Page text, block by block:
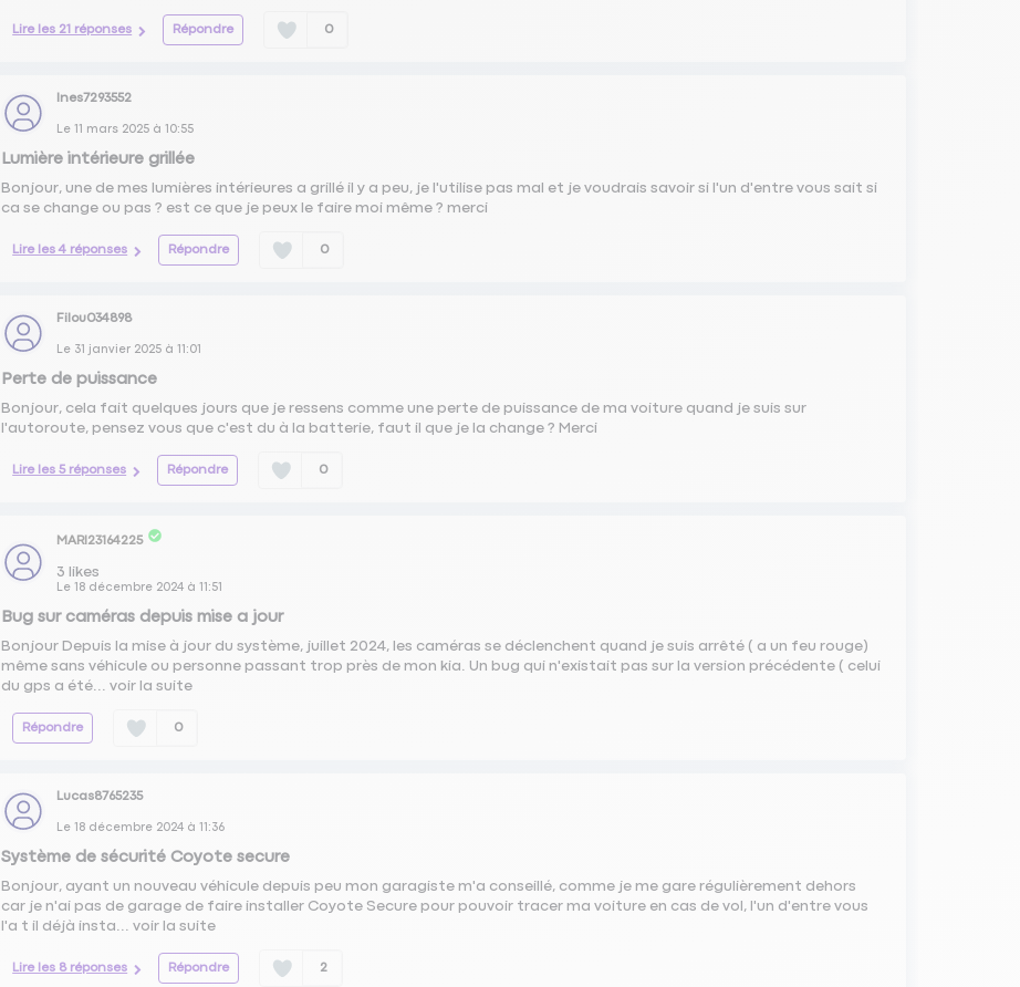
Lire les 21 réponses Répondre 0
Ines7293552
Le11 mars 2025 à10:55
Lumière intérieure grillée
Bonjour, une de mes lumières intérieures a grillé il y a peu, je l'utilise pas mal et je voudrais savoir si l'un d'entre vous sait si
ca se change ou pas ? est ce que je peux le faire moi même ? merci
Lire les 4 réponses Répondre 0
Filou034898
Le 31 janvier 2025 à11:01
Perte de puissance
Bonjour, cela fait quelques jours que je ressens comme une perte de puissance de ma voiture quand je suis sur
l'autoroute, pensez vous que c'est du à la batterie, faut il que je la change ? Merci
Lire les 5 réponses Répondre 0
MARI23164225
3 likes
Le18 décembre 2024 à11:51
Bug sur caméras depuis mise a jour
Bonjour Depuis la mise à jour du système, juillet 2024, les caméras se déclenchent quand je suis arrêté ( a un feu rouge)
même sans véhicule ou personne passant trop près de mon kia. Un bug qui n'existait pas sur la version précédente ( celui
du gps a été...voir la suite
Répondre 0
Lucas8765235
Le18 décembre 2024 à11:36
Système de sécurité Coyote secure
Bonjour, ayant un nouveau véhicule depuis peu mon garagiste m'a conseillé, comme je me gare régulièrement dehors
car je n'ai pas de garage de faire installer Coyote Secure pour pouvoir tracer ma voiture en cas de vol, l'un d'entre vous
l'a t il déjà insta...voir la suite
Lire les 8 réponses Répondre 2